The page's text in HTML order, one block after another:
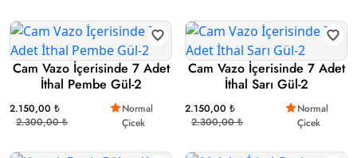
Cam Vazo İçerisinde 7 Adet
İthal Pembe Gül-2
2.150,00 ₺
2.300,00 ₺
Normal
Çicek
Cam Vazo İçerisinde 7 Adet
İthal Sarı Gül-2
2.150,00 ₺
2.300,00 ₺
Normal
Çicek